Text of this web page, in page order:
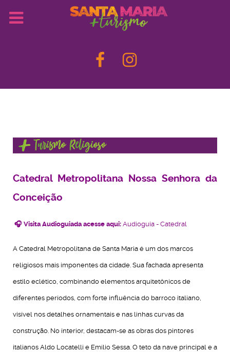
Catedral Metropolitana Nossa Senhora da
Conceição
🎧 Visita Audioguiada acesse aqui: Audioguia - Catedral
A Catedral Metropolitana de Santa Maria é um dos marcos
religiosos mais imponentes da cidade. Sua fachada apresenta
estilo eclético, combinando elementos arquitetônicos de
diferentes períodos, com forte influência do barroco italiano,
visível nos detalhes ornamentais e nas linhas curvas da
construção. No interior, destacam-se as obras dos pintores
italianos Aldo Locatelli e Emílio Sessa. O teto da nave principal e a